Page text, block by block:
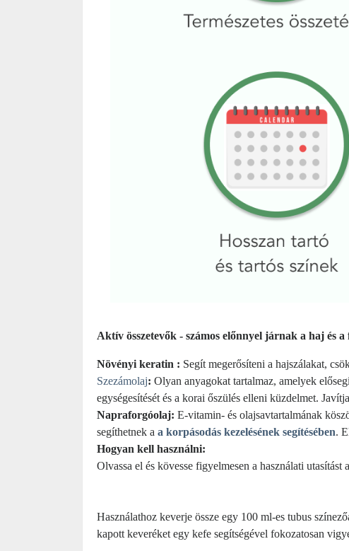
Aktív összetevők - számos előnnyel járnak a haj és a
Növényi keratin : Segít megerősíteni a hajszálakat,
Szezámolaj: Olyan anyagokat tartalmaz, amelyek
egységesítését és a korai őszülés elleni küzdelmet.
Napraforgóolaj: E-vitamin- és olajsavtartalmának
segíthetnek a a korpásodás kezelésének segítésében.
Hogyan kell használni:
Olvassa el és kövesse figyelmesen a használati utasítást
Használathoz keverje össze egy 100 ml-es tubus
kapott keveréket egy kefe segítségével fokozatosan